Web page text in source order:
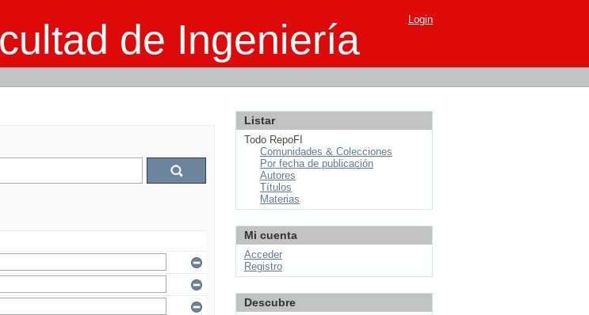
de Ingeniería Login
Listar
Todo RepoFI
Comunidades & Colecciones
Por fecha de publicación
Autores
Títulos
Materias
Mi cuenta
Acceder
Registro
Descubre